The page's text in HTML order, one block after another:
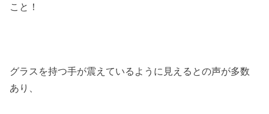
こと！
グラスを持つ手が震えているように見えるとの声が多数
あり、